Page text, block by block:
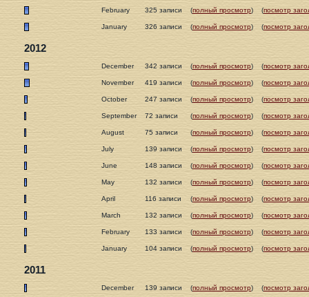
February 325 записи (полный просмотр) (посмотр
January 326 записи (полный просмотр) (посмотр
2012
December 342 записи (полный просмотр) (посмотр
November 419 записи (полный просмотр) (посмотр
October 247 записи (полный просмотр) (посмотр
September 72 записи (полный просмотр) (посмотр
August 75 записи (полный просмотр) (посмотр
July 139 записи (полный просмотр) (посмотр
June 148 записи (полный просмотр) (посмотр
May 132 записи (полный просмотр) (посмотр
April 116 записи (полный просмотр) (посмотр
March 132 записи (полный просмотр) (посмотр
February 133 записи (полный просмотр) (посмотр
January 104 записи (полный просмотр) (посмотр
2011
December 139 записи (полный просмотр) (посмотр